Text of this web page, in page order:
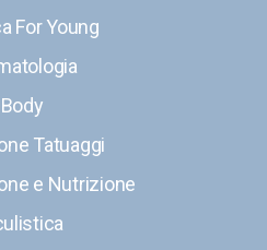
For Young
Body
Tatuaggi
e Nutrizione